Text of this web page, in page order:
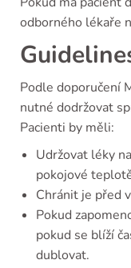
odborného lékaře
Podle doporučení
nutné dodržovat
Pacienti by měli:
Udržovat léky
pokojové
Chránit je před
Pokud
pokud se blíží
dublovat.